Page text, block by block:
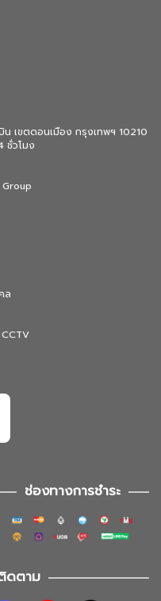
เขตดอนเมือง กรุงเทพฯ 10210
ชั่วโมง
ล
ช่องทางการชำระ
ดตาม